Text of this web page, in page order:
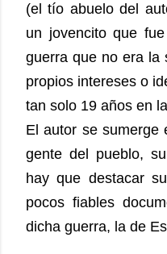
(el tío abuelo del
un jovencito que
guerra que no era la
propios intereses o
tan solo 19 años en
El autor se sumerge
gente del pueblo,
hay que destacar
pocos fiables
dicha guerra, la de